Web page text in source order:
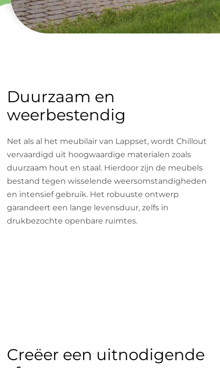
Duurzaam en
weerbestendig
Net als al het meubilair van Lappset, wordt Chillout
vervaardigd uit hoogwaardige materialen zoals
duurzaam hout en staal. Hierdoor zijn de meubels
bestand tegen wisselende weersomstandigheden
en intensief gebruik. Het robuuste ontwerp
garandeert een lange levensduur, zelfs in
drukbezochte openbare ruimtes.
Creëer een uitnodigende